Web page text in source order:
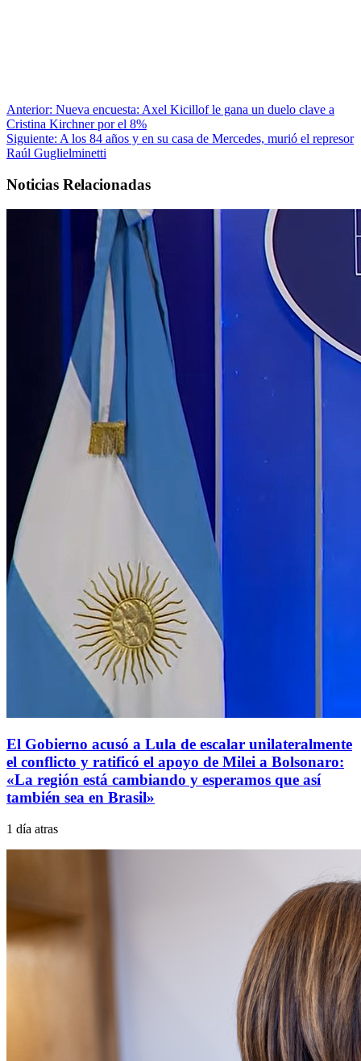
Anterior: Nueva encuesta: Axel Kicillof le gana un duelo clave a
Cristina Kirchner por el 8%
Siguiente: A los 84 años y en su casa de Mercedes, murió el represor
Raúl Guglielminetti
Noticias Relacionadas
El Gobierno acusó a Lula de escalar unilateralmente
el conflicto y ratificó el apoyo de Milei a Bolsonaro:
«La región está cambiando y esperamos que así
también sea en Brasil»
1 día atras